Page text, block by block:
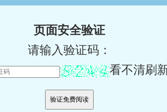
页面安全验证
请输入验证码：
看不清刷